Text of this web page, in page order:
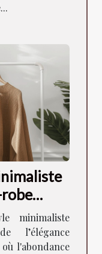
minimaliste
l’élégance
l'abondance